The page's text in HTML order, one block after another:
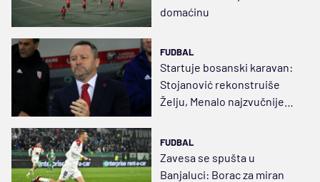
domaćinu
FUDBAL
Startuje bosanski karavan:
Stojanović rekonstruiše
Želju, Menalo najzvučnije
FUDBAL
Zavesa se spušta u
Banjaluci: Borac za miran